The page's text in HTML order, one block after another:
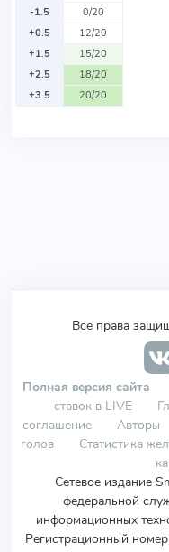
-1.5
0/20
+0.5
12/20
+1.5
15/20
+2.5
18/20
+3.5
20/20
Все права
Полная версия сайта
ставок в LIVE
соглашение
Авторы
голов
Статистика
Сетевое издание
федеральной
информационных
Регистрационный